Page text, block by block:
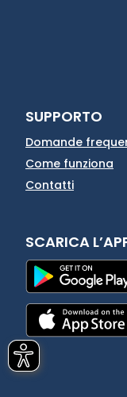
SUPPORTO
Domande
Come funziona
Contatti
SCARICA